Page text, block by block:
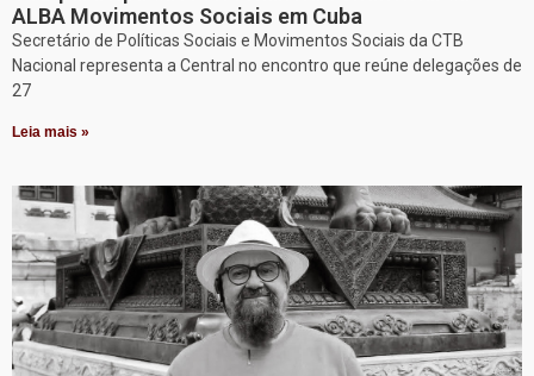
ALBA Movimentos Sociais em Cuba
Secretário de Políticas Sociais e Movimentos Sociais da CTB
Nacional representa a Central no encontro que reúne delegações de
27
Leia mais »